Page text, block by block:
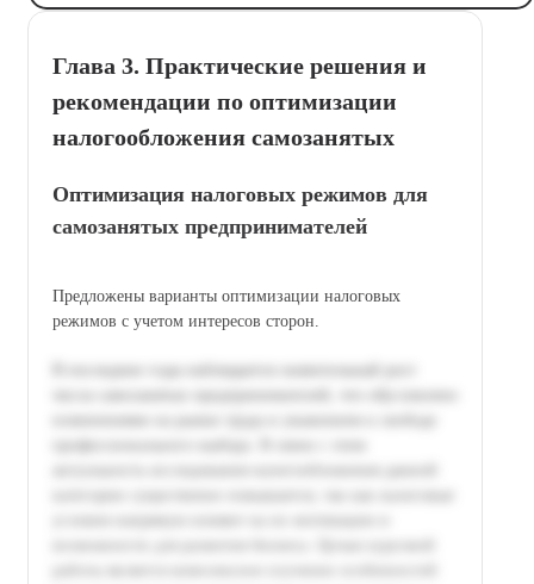
Глава 3. Практические решения и
рекомендации по оптимизации
налогообложения самозанятых
Оптимизация налоговых режимов для
самозанятых предпринимателей
Предложены варианты оптимизации налоговых
режимов с учетом интересов сторон.